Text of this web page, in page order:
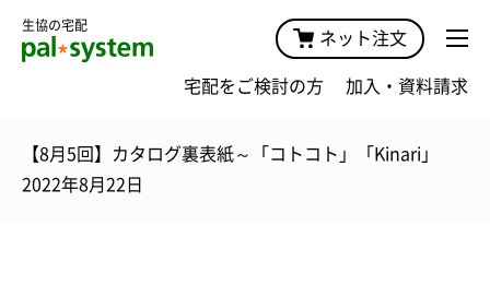
生協の宅配
ネット注文
宅配をご検討の方 加入・資料請求
【8月5回】カタログ裏表紙～「コトコト」「Kinari」
2022年8月22日